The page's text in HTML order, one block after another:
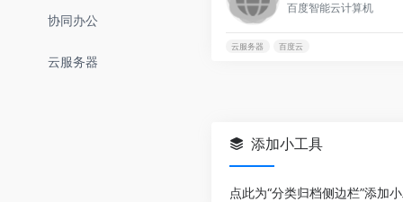
协同办公
云服务器
百度智能云计算机
云服务器 百度云
添加小工具
点此为“分类归档侧边栏”添加